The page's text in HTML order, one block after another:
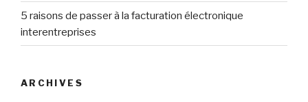
5 raisons de passer à la facturation électronique
interentreprises
ARCHIVES